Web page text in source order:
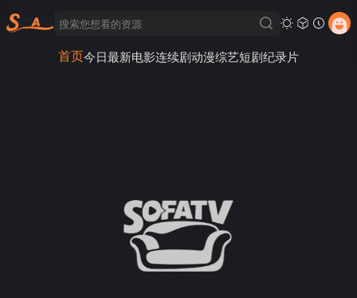
首页今日最新电影连续剧动漫综艺短剧纪录片